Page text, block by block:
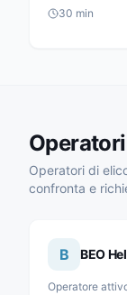
30 min
Operatori di
confronta e
B BEO
Operatore